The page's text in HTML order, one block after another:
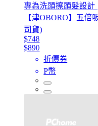
專為洗頭擦頭髮設計
【津OBORO】五
司貨)
$748
$890
折價券
P幣